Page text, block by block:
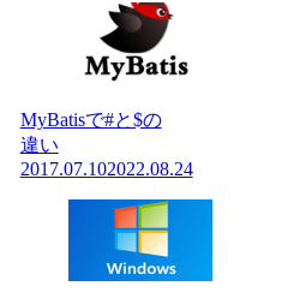
MyBatisで#と$の
違い
2017.07.102022.08.24